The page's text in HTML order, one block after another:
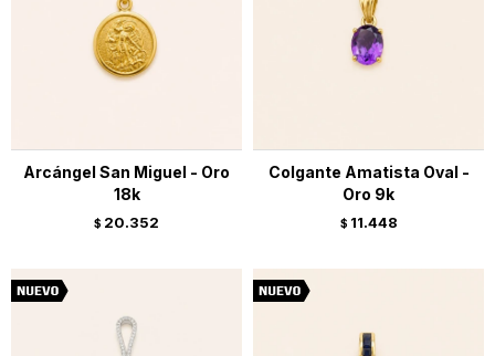
Arcángel San Miguel - Oro
18k
$ 20.352
Colgante Amatista Oval -
Oro 9k
$ 11.448